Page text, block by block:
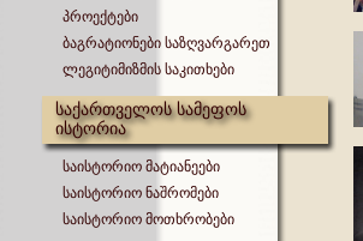
პროექტები
ბაგრატიონები საზღვარგარეთ
ლეგიტიმიზმის საკითხები
საქართველოს სამეფოს
ისტორია
საისტორიო მატიანეები
საისტორიო ნაშრომები
საისტორიო მოთხრობები